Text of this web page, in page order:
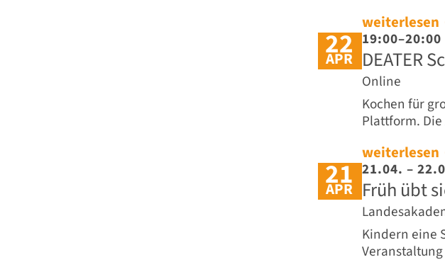
weiterlesen
22
APR
19:00–20:00
DEATER
Online
Kochen für
Plattform.
weiterlesen
21
APR
21.04. –
Früh übt
Kindern eine
Veranstaltung